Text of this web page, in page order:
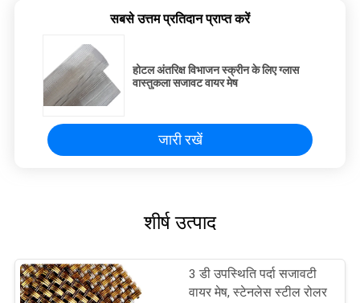
सबसे उत्तम प्रतिदान प्राप्त करें
होटल अंतरिक्ष विभाजन स्क्रीन के लिए ग्लास
वास्तुकला सजावट वायर मेष
जारी रखें
शीर्ष उत्पाद
3 डी उपस्थिति पर्दा सजावटी
वायर मेष, स्टेनलेस स्टील रोलर